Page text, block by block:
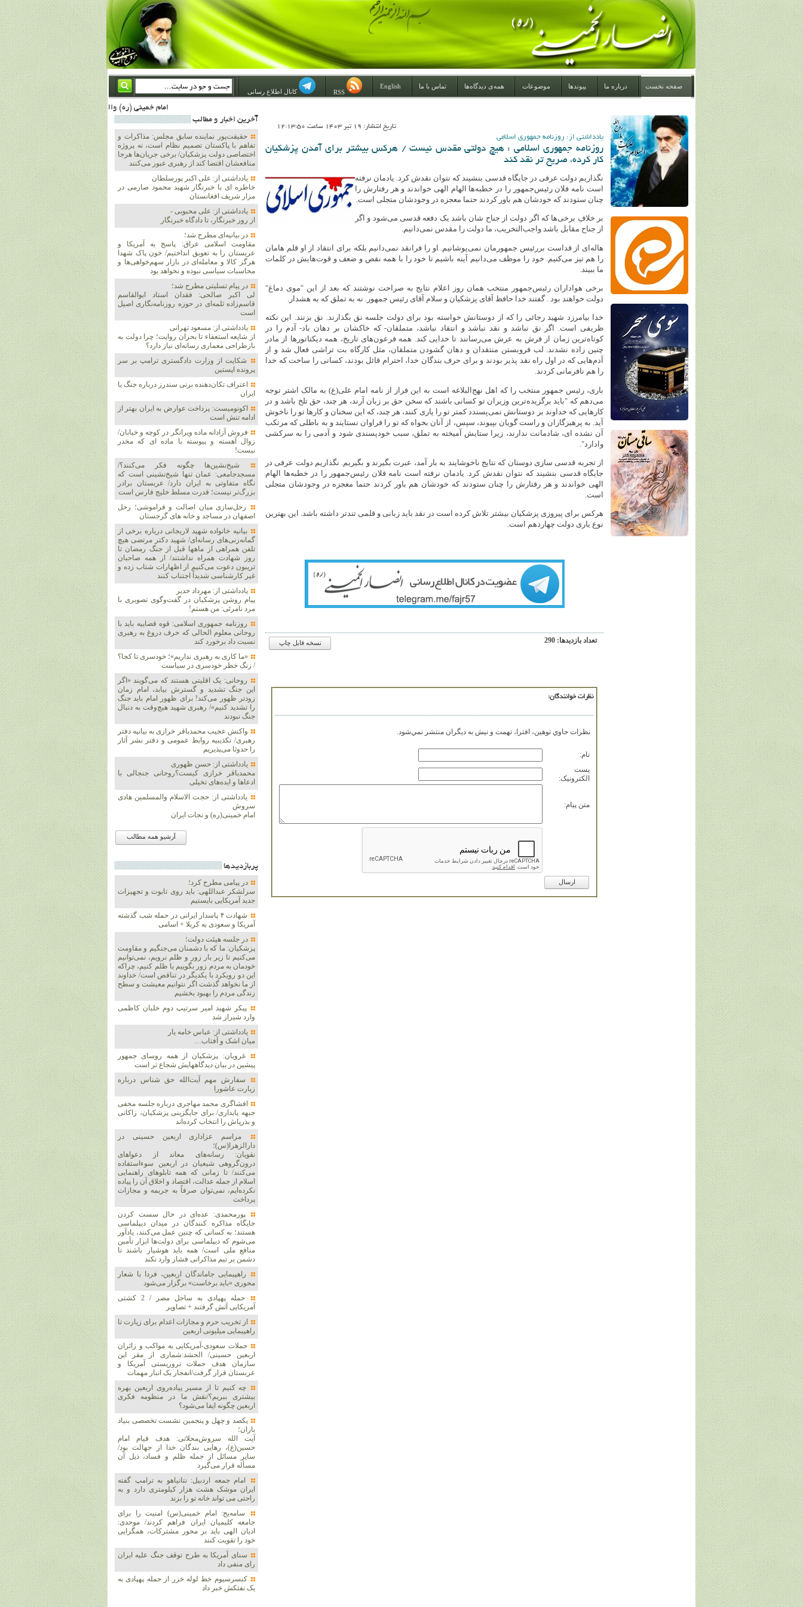
صفحه نخست درباره ما پیوندها موضوعات همه‌ی دیدگاه‌ها تماس با ما
English
کانال اطلاع رسانی
امام خمینی (ره) والله اسلام تمامش سیاست است؛ ***** امام شهید: به گفتار امام و کردار امام اهتمام بورزید ***** امام خمینی(ره): ان شاء الله ما اندوه دلمان را در وقت مناسب با انتقام از امریکا و آل سعود برطرف خواهیم ساخت و داغ و حسرت حلاوت این جنایت بزرگ را بر دلشان خواهیم نهاد 1367/4/29 ***** امام خمینی(رحمة الله علیه) : حکومت آل سعود، این وهابیهای پست بیخبر از خدا بسان خنجرند که همیشه از پشت در قلب مسلمانان فرو رفته‌اند 1366/5/12***** امام خمینی (ره) شهادت در راه خدا مسئله ای نیست که
تاريخ انتشار: 19 تير 1403 ساعت 12:13:50
یادداشتی از: روزنامه جمهوری اسلامی
روزنامه جمهوری اسلامی : هیچ دولتی مقدس نیست / هرکس بیشتر برای آمدن پزشکیان
کار کرده، صریح تر نقد کند
نگذاریم دولت عرفی در جایگاه قدسی بنشیند که نتوان نقدش کرد. یادمان نرفته
است نامه فلان رئیس‌جمهور را در خطبه‌ها الهام الهی خواندند و هر رفتارش را
چنان ستودند که خودشان هم باور کردند حتما معجزه در وجودشان متجلی است.
بر خلافِ برخی‌ها که اگر دولت از جناح شان باشد یک دفعه قدسی می‌شود و اگر
از جناح مقابل باشد واجب‌التخریب، ما دولت را مقدس نمی‌دانیم.
هاله‌ای از قداست بررئیس جمهورمان نمی‌پوشانیم. او را فرانقد نمی‌دانیم بلکه برای انتقاد از او قلم هامان
را هم تیز می‌کنیم. خود را موظف می‌دانیم آینه باشیم تا خود را با همه نقص و ضعف و قوت‌هایش در کلمات
ما ببیند.
برخی هواداران رئیس‌جمهور منتخب همان روز اعلام نتایج به صراحت نوشتند که بعد از این "موی دماغ"
دولت خواهند بود . گفتند خدا حافظ آقای پزشکیان و سلام آقای رئیس جمهور. نه به تملق که به هشدار.
خدا بیامرزد شهید رجائی را که از دوستانش خواسته بود برای دولت جلسه نق بگذارند. نق بزنند. این نکته
ظریفی است. اگر نق نباشد و نقد نباشد و انتقاد نباشد، متملقان- که خاکشان بر دهان باد- آدم را در
کوتاه‌ترین زمان از فرش به عرش می‌رسانند تا خدایی کند. همه فرعون‌های تاریخ، همه دیکتاتورها از مادر
چنین زاده نشدند. لب فروبستن منتقدان و دهان گشودن متملقان، مثل کارگاه بت تراشی فعال شد و از
آدم‌هایی که در اول راه نقد پذیر بودند و برای حرف بندگان خدا، احترام قائل بودند، کسانی را ساخت که خدا
را هم نافرمانی کردند.
باری، رئیس ‌جمهور منتخب را که اهل نهج‌البلاغه است به این فراز از نامه امام علی(ع) به مالک اشتر توجه
می‌دهم که "باید برگزیده‌ترین وزیران تو کسانی باشند که سخن حق بر زبان آرند، هر چند، حق تلخ باشد و در
کارهایی که خداوند بر دوستانش نمی‌پسندد کمتر تو را یاری کنند، هر چند، که این سخنان و کارها تو را ناخوش
آید. به پرهیزگاران و راست گویان بپیوند، سپس، از آنان بخواه که تو را فراوان نستایند و به باطلی که مرتکب
آن نشده ای، شادمانت ندارند، زیرا ستایش آمیخته به تملق، سبب خودپسندی شود و آدمی را به سرکشی
وادارد".
از تجربه قدسی سازی دوستان که نتایج ناخوشایند به بار آمد، عبرت بگیرند و بگیریم. نگذاریم دولت عرفی در
جایگاه قدسی بنشیند که نتوان نقدش کرد. یادمان نرفته است نامه فلان رئیس‌جمهور را در خطبه‌ها الهام
الهی خواندند و هر رفتارش را چنان ستودند که خودشان هم باور کردند حتما معجزه در وجودشان متجلی
است.
هرکس برای پیروزی پزشکیان بیشتر تلاش کرده است در نقد باید زبانی و قلمی تندتر داشته باشد. این بهترین
نوع یاری دولت چهاردهم است.
تعداد بازديدها: 290 نسخه قابل چاپ
نظرات خوانندگان:
نظرات حاوي توهين، افترا، تهمت و نيش به ديگران منتشر نمي‌شود.
نام:
پست
الکترونيک:
متن پيام:
آخرين اخبار و مطالب
حقیقت‌پور نماینده سابق مجلس: مذاکرات و
تفاهم با پاکستان تصمیم نظام است، نه پروژه
اختصاصی دولت پزشکیان/ برخی جریان‌ها هرجا
منافعشان اقتضا کند از رهبری عبور می‌کنند
یادداشتی از: علی اکبر پورسلطان
خاطره ای با خبرنگار شهید محمود صارمی در
مزار شریف افغانستان
یادداشتی از: علی محبوبی -
از روز خبرنگار، تا دادگاه خبرنگار
در بیانیه‌ای مطرح شد؛
مقاومت اسلامی عراق: پاسخ به آمریکا و
عربستان را به تعویق انداختیم/ خون پاک شهدا
هرگز کالا و معامله‌ای در بازار سهم‌خواهی‌ها و
محاسبات سیاسی نبوده و نخواهد بود
در پیام تسلیتی مطرح شد؛
لی اکبر صالحی: فقدان استاد ابوالقاسم
قاسم‌زاده ثلمه‌ای در حوزه روزنامه‌نگاری اصیل
است
یادداشتی از: مسعود تهرانی
از شایعه استعفاء تا بحران روایت؛ چرا دولت به
بازطراحی معماری رسانه‌ای نیاز دارد؟
شکایت از وزارت دادگستری ترامپ بر سر
پرونده اپستین
اعتراف تکان‌دهنده برنی سندرز درباره جنگ با
ایران
اکونومیست: پرداخت عوارض به ایران بهتر از
ادامه تنش است
فروش آزادانه ماده ویرانگر در کوچه و خیابان/
زوال آهسته و پیوسته با ماده ای که مخدر
نیست!
شیخ‌نشین‌ها چگونه فکر می‌کنند؟/
مسجدجامعی: عمان تنها شیخ‌نشینی است که
نگاه متفاوتی به ایران دارد/ عربستان برادر
بزرگ‌تر نیست؛ قدرت مسلط خلیج فارس است
رحل‌سازی میان اصالت و فراموشی؛ رحل
اصفهان در مساجد و خانه های گرجستان
بیانیه خانواده شهید لاریجانی درباره برخی از
گمانه‌زنی‌های رسانه‌ای/ شهید دکتر مرتضی هیچ
تلفن همراهی از ماهها قبل از جنگ رمضان تا
روز شهادت همراه نداشتند/ از همه صاحبان
تریبون دعوت می‌کنیم از اظهارات شتاب زده و
غیر کارشناسی شدیداً اجتناب کنند
یادداشتی از: مهرداد خدیر
پیام روشن پزشکیان در گفت‌و‌گوی تصویری با
مرد نامرئی: من هستم!
روزنامه جمهوری اسلامی: قوه قضاییه باید با
روحانی معلوم الحالی که حرف دروغ به رهبری
نسبت داد برخورد کند
«ما کاری به رهبری نداریم»؛ خودسری تا کجا؟
/ زنگ خطر خودسری در سیاست
روحانی: یک اقلیتی هستند که می‌گویند «اگر
این جنگ تشدید و گسترش بیابد، امام زمان
زودتر ظهور می‌کند! برای ظهور امام باید جنگ
را تشدید کنیم»/ رهبری شهید هیچ‌وقت به دنبال
جنگ نبودند
واکنش عجیب محمدباقر خرازی به بیانیه دفتر
رهبری/ تکذیبیه روابط عمومی و دفتر نشر آثار
را حدوثا می‌پذیریم
یادداشتی از: حسن ظهوری
محمدباقر خرازی کیست؟روحانی جنجالی با
ادعاها و ایده‌های تخیلی
یادداشتی از: حجت الاسلام والمسلمین هادی
سروش
امام خمینی(ره) و نجات ایران
آرشیو همه مطالب
پربازديدها
در پیامی مطرح کرد؛
سرلشکر عبداللهی: باید روی تابوت و تجهیزات
جدید آمریکایی بایستیم
شهادت ۴ پاسدار ایرانی در حمله شب گذشته
آمریکا و سعودی به کربلا + اسامی
در جلسه هیئت دولت؛
پزشکیان: ما که با دشمنان می‌جنگیم و مقاومت
می‌کنیم تا زیر بار زور و ظلم نرویم، نمی‌توانیم
خودمان به مردم زور بگوییم یا ظلم کنیم، چراکه
این دو رویکرد با یکدیگر در تناقض است/ خداوند
از ما نخواهد گذشت اگر نتوانیم معیشت و سطح
زندگی مردم را بهبود بخشیم
پیکر شهید امیر سرتیپ دوم خلبان کاظمی
وارد شیراز شد
یادداشتی از: عباس خامه یار
میان اشک و آفتاب…
غرویان: پزشکیان از همه روسای جمهور
پیشین در بیان دیدگاههایش شجاع تر است
سفارش مهم آیت‌الله حق شناس درباره
زیارت عاشورا
افشاگری محمد مهاجری درباره جلسه مخفی
جبهه پایداری/ برای جایگزینی پزشکیان، زاکانی
و بذرپاش را انتخاب کرده‌اند
مراسم عزاداری اربعین حسینی در
دارالزهرا(س)؛
نقویان: رسانه‌های معاند از دعواهای
درون‌گروهی شیعیان در اربعین سوءاستفاده
می‌کنند/ تا زمانی که همه تابلوهای راهنمایی
اسلام از جمله عدالت، اقتصاد و اخلاق آن را پیاده
نکرده‌ایم، نمی‌توان صرفاً به جریمه و مجازات
پرداخت
پورمحمدی: عده‌ای در حال سست کردن
جایگاه مذاکره کنندگان در میدان دیپلماسی
هستند؛ به کسانی که چنین عمل می‌کنند، یادآور
می‌شوم که دیپلماسی برای دولت‌ها ابزار تأمین
منافع ملی است/ همه باید هوشیار باشند تا
دشمن بر تیم مذاکراتی فشار وارد نکند
راهپیمایی جاماندگان اربعین، فردا با شعار
محوری «باید برخاست» برگزار می‌شود
حمله پهپادی به ساحل مصر / 2 کشتی
آمریکایی آتش گرفتند + تصاویر
از تخریب حرم و مجازات اعدام برای زیارت تا
راهپیمایی میلیونی اربعین
حملات سعودی-آمریکایی به مواکب و زائران
اربعین حسینی/ الحشد:شماری از مقر این
سازمان هدف حملات تروریستی آمریکا و
عربستان قرار گرفت/انفجار یک انبار مهمات
چه کنیم تا از مسیر پیاده‌روی اربعین بهره
بیشتری ببریم؟/نقش ما در منظومه فکری
اربعین چگونه ایفا می‌شود؟
یکصد و چهل و پنجمین نشست تخصصی بنیاد
باران؛
آیت الله سروش‌محلاتی: هدف قیام امام
حسین(ع)، رهایی بندگان خدا از جهالت بود/
سایر مسائل از جمله ظلم و فساد، ذیل آن
مسأله قرار می‌گیرد
امام جمعه اردبیل: نتانیاهو به ترامپ گفته
ایران موشک هشت هزار کیلومتری دارد و به
راحتی می تواند خانه تو را بزند
سامه‌یح: امام خمینی(س) امنیت را برای
جامعه کلیمیان ایران فراهم کردند/ موحدی:
ادیان الهی باید بر محور مشترکات، همگرایی
خود را تقویت کنند
سنای آمریکا به طرح توقف جنگ علیه ایران
رای منفی داد
کنسرسیوم خط لوله خزر از حمله پهپادی به
یک نفتکش خبر داد